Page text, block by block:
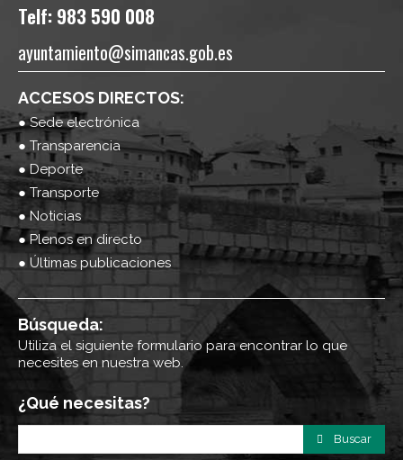
Telf: 983 590 008
ayuntamiento@simancas.gob.es
ACCESOS DIRECTOS:
● Sede electrónica
● Transparencia
● Deporte
● Transporte
● Noticias
● Plenos en directo
● Últimas publicaciones
Búsqueda:
Utiliza el siguiente formulario para encontrar lo que
necesites en nuestra web.
¿Qué necesitas?
Buscar